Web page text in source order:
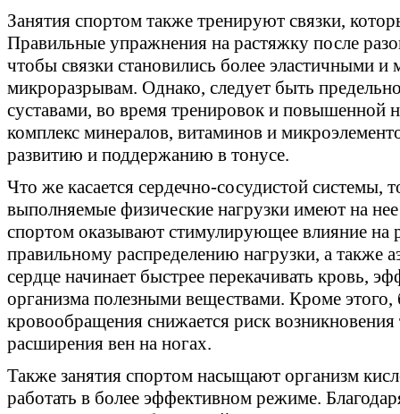
Занятия спортом также тренируют связки,
Правильные упражнения на растяжку после
чтобы связки становились более эластичными
микроразрывам. Однако, следует быть
суставами, во время тренировок и повышенной
комплекс минералов, витаминов и
развитию и поддержанию в тонусе.
Что же касается сердечно-сосудистой системы,
выполняемые физические нагрузки имеют на
спортом оказывают стимулирующее влияние на
правильному распределению нагрузки, а также
сердце начинает быстрее перекачивать кровь,
организма полезными веществами. Кроме
кровообращения снижается риск возникновения
расширения вен на ногах.
Также занятия спортом насыщают организм
работать в более эффективном режиме.